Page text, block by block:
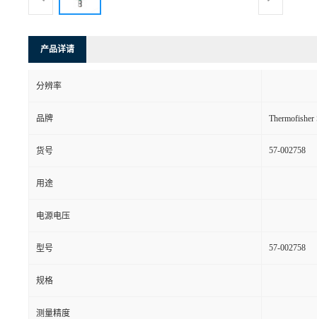
产品详请
分辨率
品牌
货号 57-002758
用途
电源电压
型号 57-002758
规格
测量精度